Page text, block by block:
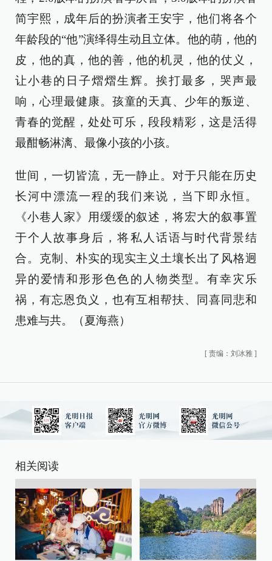
简宇熙，成年后的扮演者王安宇，他们将各个
年龄段的“他”演绎得生动且立体。他的萌，他的
皮，他的真，他的善，他的机灵，他的仗义，
让小巷的日子熠熠生辉。挨打最多，哭声最
响，心理最健康。孩童的天真、少年的叛逆、
青春的觉醒，处处可乐，段段精彩，这是活得
最酣畅淋漓、最像小孩的小孩。
世间，一切皆流，无一静止。对于只能在历史
长河中漂流一程的我们来说，当下即永恒。
《小巷人家》用缓缓的叙述，将宏大的叙事置
于个人故事身后，将私人话语与时代背景结
合。克制、朴实的现实主义土壤长出了风格迥
异的爱情和形形色色的人物类型。有幸灾乐
祸，有忘恩负义，也有互相帮扶、同喜同悲和
患难与共。（夏海燕）
[ 责编：刘冰雅 ]
相关阅读